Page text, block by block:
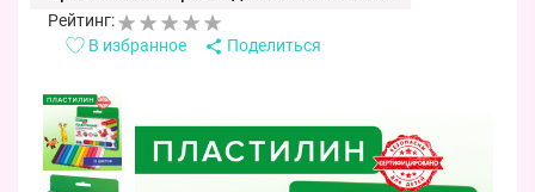
Рейтинг:
В избранное
Поделиться